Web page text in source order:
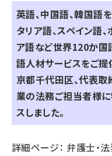
英語、中国語、韓国語
タリア語、スペイン語
ア語など世界120か国
語人材サービスをご提
京都千代田区、代表取
業の法務ご担当者様
スしました。
詳細ページ：弁護士・